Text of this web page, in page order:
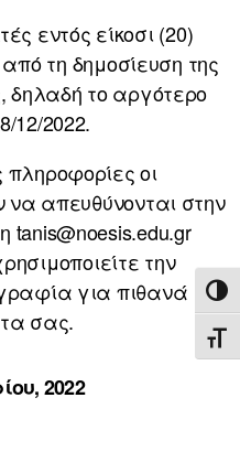
εντός είκοσι (20)
τη δημοσίευση της
το αργότερο
12/2022.
οι
να απευθύνονται στην
tanis@noesis.edu.gr
την
για πιθανά
σας.
2022